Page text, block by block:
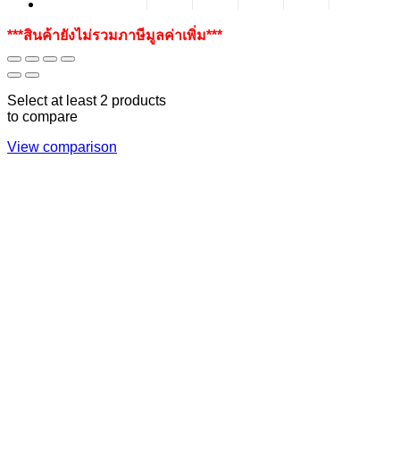
***สินค้ายังไม่รวมภาษีมูลค่าเพิ่ม***
Select at least 2 products
to compare
View comparison